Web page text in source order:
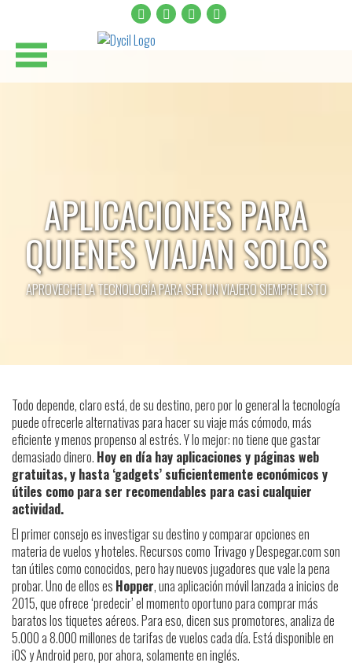
APLICACIONES PARA
QUIENES VIAJAN SOLOS
APROVECHE LA TECNOLOGÍA PARA SER UN VIAJERO SIEMPRE LISTO
Todo depende, claro está, de su destino, pero por lo general la tecnología
puede ofrecerle alternativas para hacer su viaje más cómodo, más
eficiente y menos propenso al estrés. Y lo mejor: no tiene que gastar
demasiado dinero. Hoy en día hay aplicaciones y páginas web
gratuitas, y hasta ‘gadgets’ suficientemente económicos y
útiles como para ser recomendables para casi cualquier
actividad.
El primer consejo es investigar su destino y comparar opciones en
materia de vuelos y hoteles. Recursos como Trivago y Despegar.com son
tan útiles como conocidos, pero hay nuevos jugadores que vale la pena
probar. Uno de ellos es Hopper, una aplicación móvil lanzada a inicios de
2015, que ofrece ‘predecir’ el momento oportuno para comprar más
baratos los tiquetes aéreos. Para eso, dicen sus promotores, analiza de
5.000 a 8.000 millones de tarifas de vuelos cada día. Está disponible en
iOS y Android pero, por ahora, solamente en inglés.